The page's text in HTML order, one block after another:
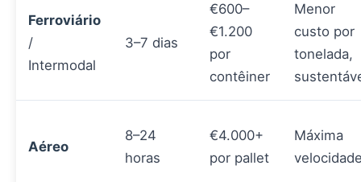
Ferroviário
/
Intermodal
3–7 dias
€600–
€1.200
por
contêiner
Menor
custo por
tonelada,
Aéreo
8–24
horas
€4.000+
por pallet
Máxima